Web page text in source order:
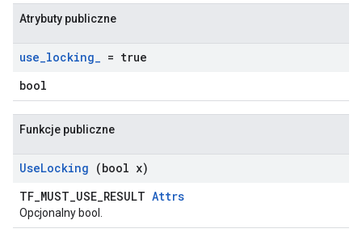
Atrybuty publiczne
use_locking_ = true
bool
Funkcje publiczne
UseLocking (bool x)
TF_MUST_USE_RESULT Attrs
Opcjonalny bool.